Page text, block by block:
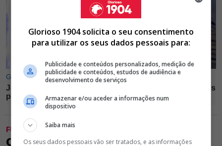
FUTEBOL
OTAMENDI RECUSA-SE A
Glorioso 1904 solicita o seu consentimento
para utilizar os seus dados pessoais para:
Publicidade e conteúdos personalizados, medição de
publicidade e conteúdos, estudos de audiência e
desenvolvimento de serviços
Armazenar e/ou aceder a informações num
dispositivo
Saiba mais
Os seus dados pessoais vão ser tratados, e as informações